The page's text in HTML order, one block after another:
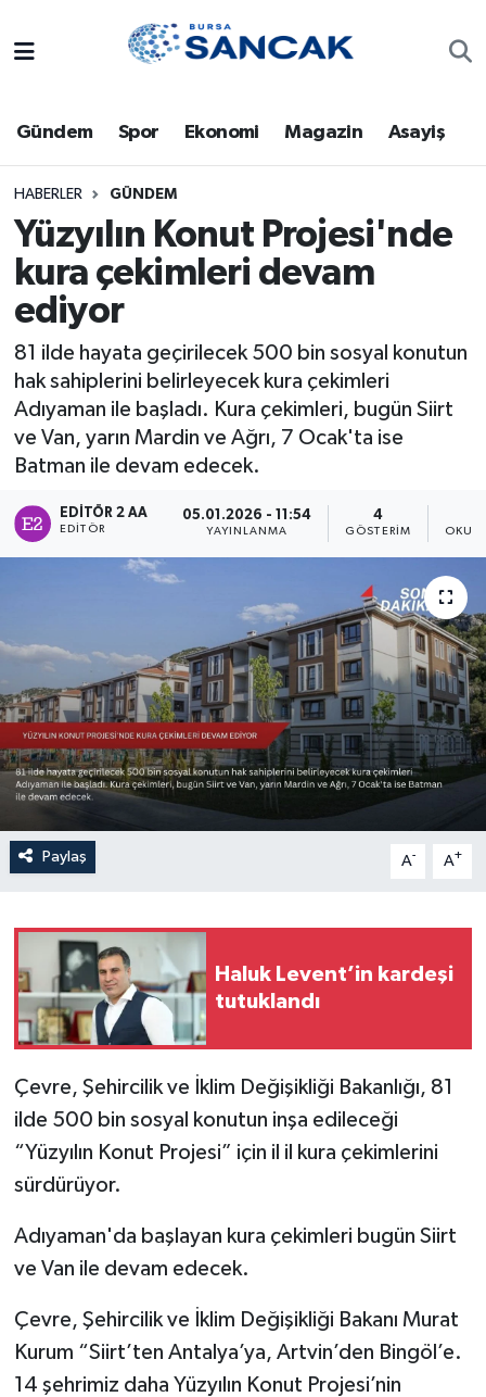
Gündem Spor Ekonomi Magazin Asayiş
HABERLER GÜNDEM
Yüzyılın Konut Projesi'nde
kura çekimleri devam
ediyor
81 ilde hayata geçirilecek 500 bin sosyal konutun
hak sahiplerini belirleyecek kura çekimleri
Adıyaman ile başladı. Kura çekimleri, bugün Siirt
ve Van, yarın Mardin ve Ağrı, 7 Ocak'ta ise
Batman ile devam edecek.
EDITÖR 2 AA
EDITÖR
05.01.2026 - 11:54
YAYINLANMA
4
GÖSTERIM
Paylaş A- A+
Haluk Levent’in kardeşi
tutuklandı
Çevre, Şehircilik ve İklim Değişikliği Bakanlığı, 81
ilde 500 bin sosyal konutun inşa edileceği
“Yüzyılın Konut Projesi” için il il kura çekimlerini
sürdürüyor.
Adıyaman'da başlayan kura çekimleri bugün Siirt
ve Van ile devam edecek.
Çevre, Şehircilik ve İklim Değişikliği Bakanı Murat
Kurum “Siirt’ten Antalya’ya, Artvin’den Bingöl’e.
14 şehrimiz daha Yüzyılın Konut Projesi’nin
Bursa
Dünya
Eğitim
Ekonomi
Genel
Gündem
Magazin
Sağlık
Türkiye
Trafik Durumu
Süper Lig Puan Durumu ve Fikstür
Tüm Manşetler
Son Dakika Haberleri
Haber Arşivi